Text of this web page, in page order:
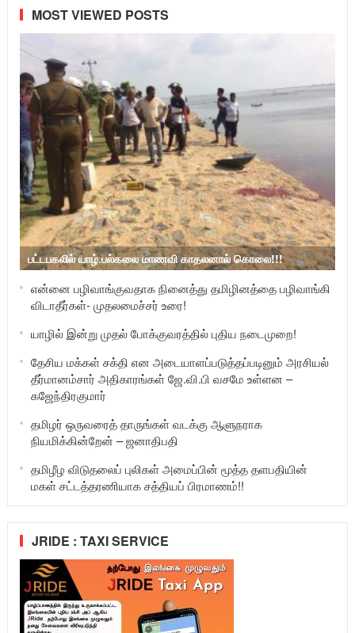
MOST VIEWED POSTS
பட்டபகலில் யாழ்.பல்கலை மாணவி காதலனால் கொலை!!!
என்னை பழிவாங்குவதாக நினைத்து தமிழினத்தை பழிவாங்கி
விடாதீர்கள்- முதலமைச்சர் உரை!
யாழில் இன்று முதல் போக்குவரத்தில் புதிய நடைமுறை!
தேசிய மக்கள் சக்தி என அடையாளப்படுத்தப்படினும் அரசியல்
தீர்மானம்சார் அதிகாரங்கள் ஜே.வி.பி வசமே உள்ளன –
கஜேந்திரகுமார்
தமிழர் ஒருவரைத் தாருங்கள் வடக்கு ஆளுநராக
நியமிக்கின்றேன் – ஜனாதிபதி
தமிழீழ விடுதலைப் புலிகள் அமைப்பின் மூத்த தளபதியின்
மகள் சட்டத்தரணியாக சத்தியப் பிரமாணம்!!
JRIDE : TAXI SERVICE